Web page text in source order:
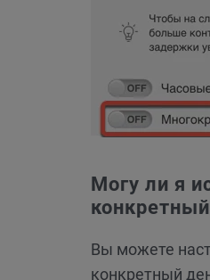
Могу ли я
Вы можете
конкретный